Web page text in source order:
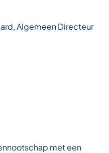
Algemeen Directeur
met een